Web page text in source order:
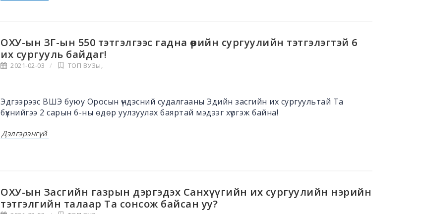
ОХУ-ын ЗГ-ын 550 тэтгэлгээс гадна өөрийн сургуулийн тэтгэлэгтэй 6
их сургууль байдаг!
2021-02-03 ТОП ВУЗы,
Эдгээрээс ВШЭ буюу Оросын үндэсний судалгааны Эдийн засгийн их сургуультай Та
бүхнийгээ 2 сарын 6-ны өдөр уулзуулах баяртай мэдээг хүргэж байна!
Дэлгэрэнгүй
ОХУ-ын Засгийн газрын дэргэдэх Санхүүгийн их сургуулийн нэрийн
тэтгэлгийн талаар Та сонсож байсан уу?